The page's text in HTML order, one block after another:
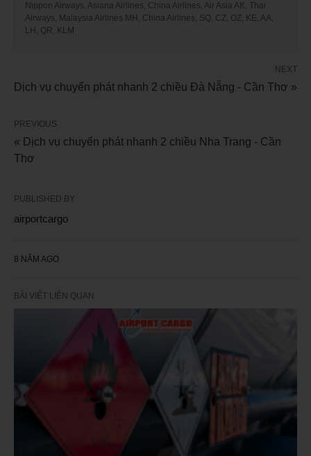
Nippon Airways, Asiana Airlines, China Airlines, Air Asia AK, Thai
Airways, Malaysia Airlines MH, China Airlines, SQ, CZ, OZ, KE, AA,
LH, QR, KLM
NEXT
Dịch vụ chuyển phát nhanh 2 chiều Đà Nẵng - Cần Thơ »
PREVIOUS
« Dịch vụ chuyển phát nhanh 2 chiều Nha Trang - Cần
Thơ
PUBLISHED BY
airportcargo
8 NĂM AGO
BÀI VIẾT LIÊN QUAN